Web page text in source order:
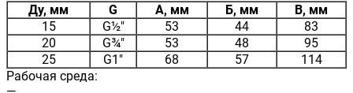
Ду, мм G А, мм Б, мм
В, мм
15
G½" 53 44
83
20
G¾" 53 48
95
25
G1" 68 57
114
Рабочая среда: